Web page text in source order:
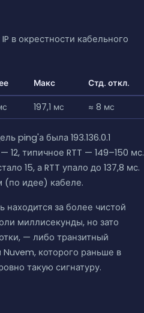
в окрестности кабельного
Макс Стд. откл.
197,1 мс ≈ 8 мс
ping'а была 193.136.0.1
12, типичное RTT — 149–150 мс.
15, а RTT упало до 137,8 мс.
(по идее) кабеле.
находится за более чистой
миллисекунды, но зато
— либо транзитный
которого раньше в
такую сигнатуру.